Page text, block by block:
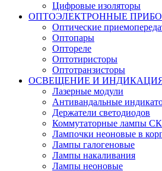
Цифровые изоляторы
ОПТОЭЛЕКТРОННЫЕ
Оптические
Оптопары
Оптореле
Оптотиристоры
Оптотранзисторы
ОСВЕЩЕНИЕ И
Лазерные модули
Антивандальные
Держатели светодиодов
Коммутаторные лампы
Лампочки неоновые в
Лампы галогеновые
Лампы накаливания
Лампы неоновые